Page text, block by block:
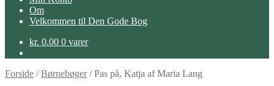
Om
Velkommen til Den Gode Bog
kr. 0.00 0 varer
Forside /Børnebøger/Pas på, Katja af Maria Lang